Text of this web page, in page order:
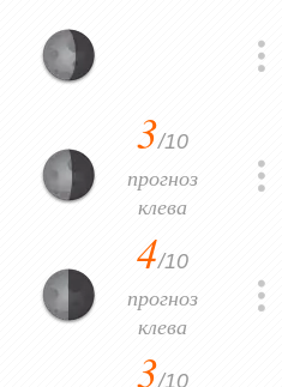
3/10
прогноз
клева
4/10
прогноз
клева
3/10